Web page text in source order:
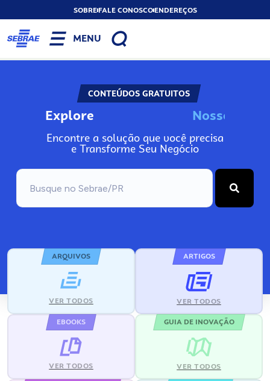
SOBREFALE CONOSCOENDEREÇOS
MENU
CONTEÚDOS GRATUITOS
Explore No
Encontre a solução que você precisa
e Transforme Seu Negócio
ARQUIVOS
VER TODOS
ARTIGOS
VER TODOS
EBOOKS
VER TODOS
GUIA DE INOVAÇÃO
VER TODOS